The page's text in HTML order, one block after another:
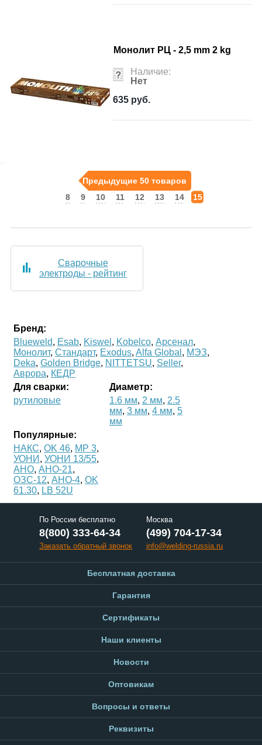
Монолит РЦ - 2,5 mm 2 kg
Наличие:
Нет
635 руб.
Предыдущие 50 товаров
8
9 10 11 12 13 14 15
Сварочные
электроды - рейтинг
Бренд:
Blueweld, Esab, Kiswel , Kobelco, Арсенал,
Монолит, Стандарт, Exodus, Alfa Global , МЭЗ,
Deka, Golden Bridge, NITTETSU, Seller,
Аврора, КЕДР
Для сварки:
рутиловые
Диаметр:
1.6 мм, 2 мм, 2.5
мм, 3 мм, 4 мм, 5
мм
Популярные:
НАКС, OK 46, МР 3,
УОНИ , УОНИ 13/55,
АНО, АНО-21,
ОЗС-12, АНО-4, OK
61.30, LB 52U
По России бесплатно
8(800) 333-64-34
Заказать обратный звонок
Москва
(499) 704-17-34
info@welding-russia.ru
Бесплатная доставка
Гарантия
Сертификаты
Наши клиенты
Новости
Оптовикам
Вопросы и ответы
Реквизиты